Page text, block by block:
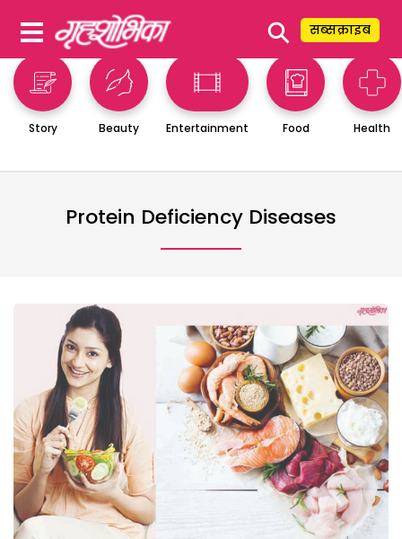
⚲ सब्सक्राइब
Story Beauty Entertainment Food Health
Protein Deficiency Diseases